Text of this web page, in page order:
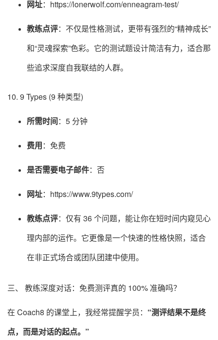
网址：https://lonerwolf.com/enneagram-test/
教练点评：不仅是性格测试，更带有强烈的“精神成长”
和“灵魂探索”色彩。它的测试题设计简洁有力，适合那
些追求深度自我联结的人群。
10. 9 Types (9 种类型)
所需时间：5 分钟
费用：免费
是否需要电子邮件：否
网址：https://www.9types.com/
教练点评：仅有 36 个问题，能让你在短时间内窥见心
理内部的运作。它更像是一个快速的性格快照，适合
在非正式场合或团队团建中使用。
三、 教练深度对话：免费测评真的 100% 准确吗？
在 Coach8 的课堂上，我经常提醒学员： “测评结果不是终
点，而是对话的起点。”